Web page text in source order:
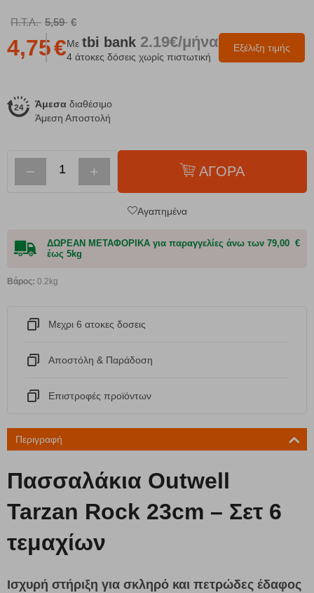
Π.Τ.Λ. 5,59 €
Εξέλιξη τιμής
4,75€Με tbi bank 2.19€/μήνα
4 άτοκες δόσεις χωρίς πιστωτική
Άμεσα διαθέσιμο
Άμεση Αποστολή
− + ΑΓΟΡΑ
Αγαπημένα
ΔΩΡΕΑΝ ΜΕΤΑΦΟΡΙΚΑ για παραγγελίες άνω των 79,00 €
έως 5kg
Βάρος: 0.2kg
Μεχρι 6 ατοκες δοσεις
Αποστόλη & Παράδοση
Eπιστροφές προϊόντων
Περιγραφή
Πασσαλάκια Outwell
Tarzan Rock 23cm – Σετ 6
τεμαχίων
Ισχυρή στήριξη για σκληρό και πετρώδες έδαφος